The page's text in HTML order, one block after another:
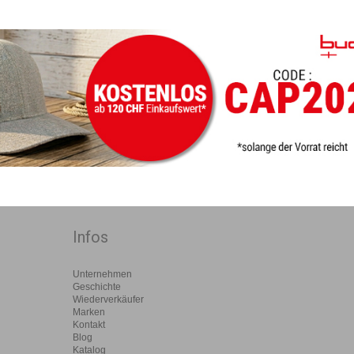
Infos
Unternehmen
Geschichte
Wiederverkäufer
Marken
Kontakt
Blog
Katalog